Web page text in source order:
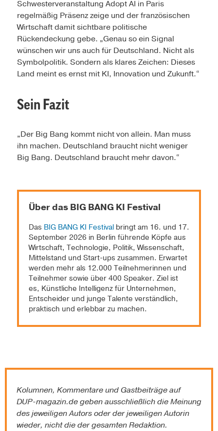
Schwesterveranstaltung Adopt AI in Paris
regelmäßig Präsenz zeige und der französischen
Wirtschaft damit sichtbare politische
Rückendeckung gebe. „Genau so ein Signal
wünschen wir uns auch für Deutschland. Nicht als
Symbolpolitik. Sondern als klares Zeichen: Dieses
Land meint es ernst mit KI, Innovation und Zukunft.“
Sein Fazit
„Der Big Bang kommt nicht von allein. Man muss
ihn machen. Deutschland braucht nicht weniger
Big Bang. Deutschland braucht mehr davon.“
Über das BIG BANG KI Festival
Das BIG BANG KI Festival bringt am 16. und 17.
September 2026 in Berlin führende Köpfe aus
Wirtschaft, Technologie, Politik, Wissenschaft,
Mittelstand und Start-ups zusammen. Erwartet
werden mehr als 12.000 Teilnehmerinnen und
Teilnehmer sowie über 400 Speaker. Ziel ist
es, Künstliche Intelligenz für Unternehmen,
Entscheider und junge Talente verständlich,
praktisch und erlebbar zu machen.
Kolumnen, Kommentare und Gastbeiträge auf
DUP-magazin.degeben ausschließlich die Meinung
des jeweiligen Autors oder der jeweiligen Autorin
wieder, nicht die der gesamten Redaktion.